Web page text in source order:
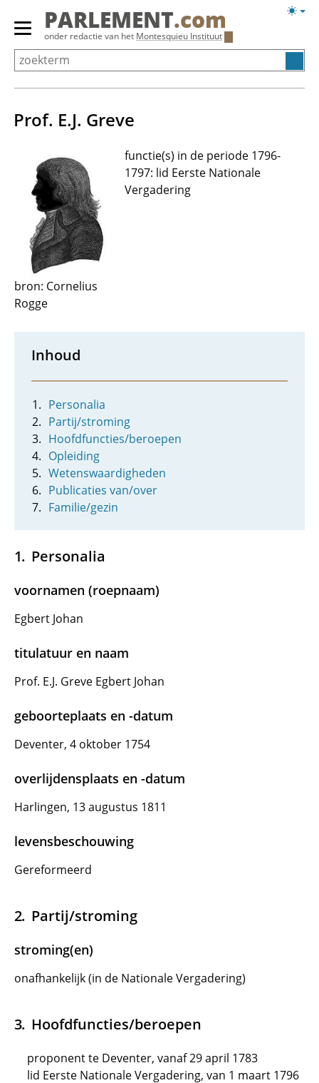
Overslaan
Primair
menu
tonen/verbergen
PARLEMENT.com
onder redactie van het Montesquieu Instituut
Prof. E.J. Greve
bron: Cornelius
Rogge
functie(s) in de periode 1796-
1797: lid Eerste Nationale
Vergadering
Inhoud
Personalia
Partij/stroming
Hoofdfuncties/beroepen
Opleiding
Wetenswaardigheden
Publicaties van/over
Familie/gezin
Personalia
voornamen (roepnaam)
Egbert Johan
titulatuur en naam
Prof. E.J. Greve Egbert Johan
geboorteplaats en -datum
Deventer, 4 oktober 1754
overlijdensplaats en -datum
Harlingen, 13 augustus 1811
levensbeschouwing
Gereformeerd
Partij/stroming
stroming(en)
onafhankelijk (in de Nationale Vergadering)
Hoofdfuncties/beroepen
proponent te Deventer, vanaf 29 april 1783
lid Eerste Nationale Vergadering, van 1 maart 1796